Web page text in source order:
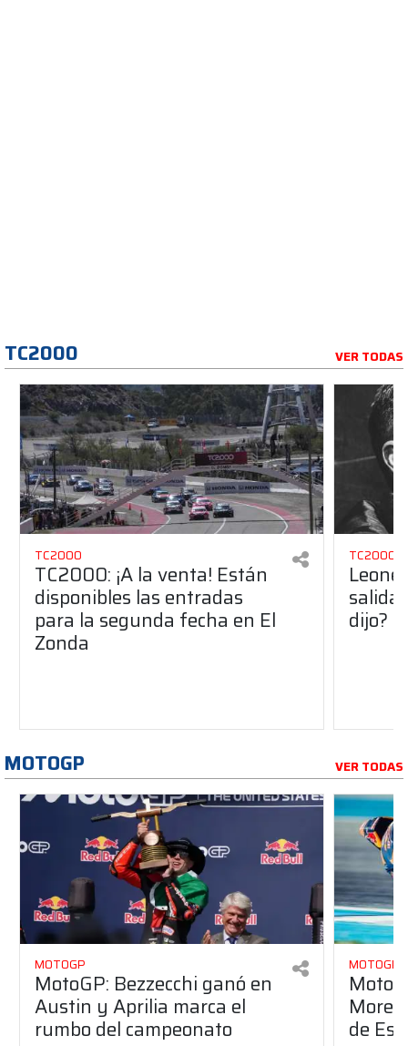
TC2000 VER TODAS
TC2000
TC2000: ¡A la venta! Están
disponibles las entradas
para la segunda fecha en El
Zonda
TC2000
salida
dijo?
MOTOGP VER TODAS
MOTOGP
MotoGP: Bezzecchi ganó en
Austin y Aprilia marca el
rumbo del campeonato
MOTOGP
de